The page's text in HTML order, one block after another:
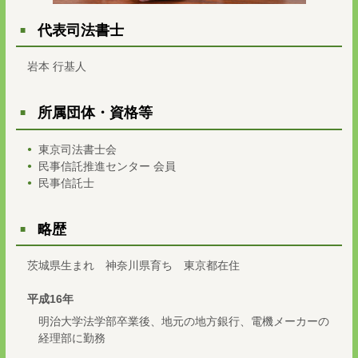
代表司法書士
岩本 行基人
所属団体・資格等
東京司法書士会
民事信託推進センター 会員
民事信託士
略歴
茨城県生まれ 神奈川県育ち 東京都在住
平成16年
明治大学法学部卒業後、地元の地方銀行、電機メーカーの
経理部に勤務